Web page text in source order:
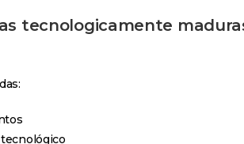
tecnologicamente